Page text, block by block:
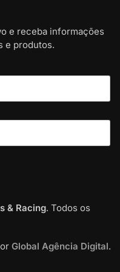
e receba informações
e produtos.
& Racing. Todos os
Global Agência Digital.